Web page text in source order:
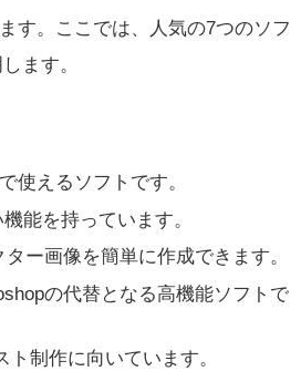
す。ここでは、人気の7つのソフ
ます。
使えるソフトです。
能を持っています。
ー画像を簡単に作成できます。
の代替となる高機能ソフトで
制作に向いています。